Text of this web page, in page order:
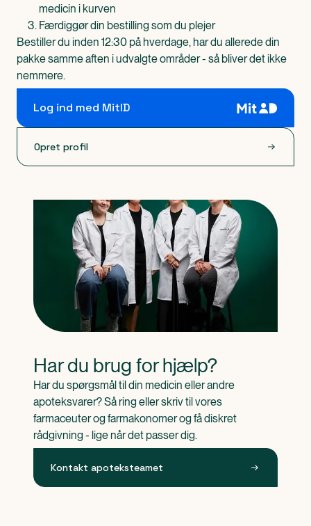
medicin i kurven
Færdiggør din bestilling som du plejer
Bestiller du inden 12:30 på hverdage, har du allerede din
pakke samme aften i udvalgte områder - så bliver det ikke
nemmere.
Log ind med MitID
Opret profil
Har du brug for hjælp?
Har du spørgsmål til din medicin eller andre
apoteksvarer? Så ring eller skriv til vores
farmaceuter og farmakonomer og få diskret
rådgivning - lige når det passer dig.
Kontakt apoteksteamet